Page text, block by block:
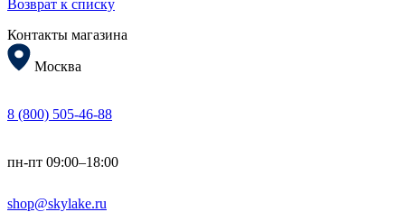
Возврат к списку
Контакты магазина
Москва
8 (800) 505-46-88
пн-пт 09:00–18:00
shop@skylake.ru